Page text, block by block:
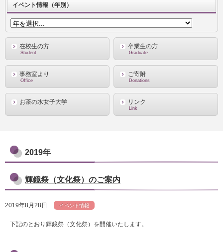
イベント情報（年別）
在校生の方
Student
卒業生の方
Graduate
事務室より
Office
ご寄附
Donations
お茶の水女子大学 リンク
Link
2019年
輝鏡祭（文化祭）のご案内
2019年8月28日 イベント情報
下記のとおり輝鏡祭（文化祭）を開催いたします。